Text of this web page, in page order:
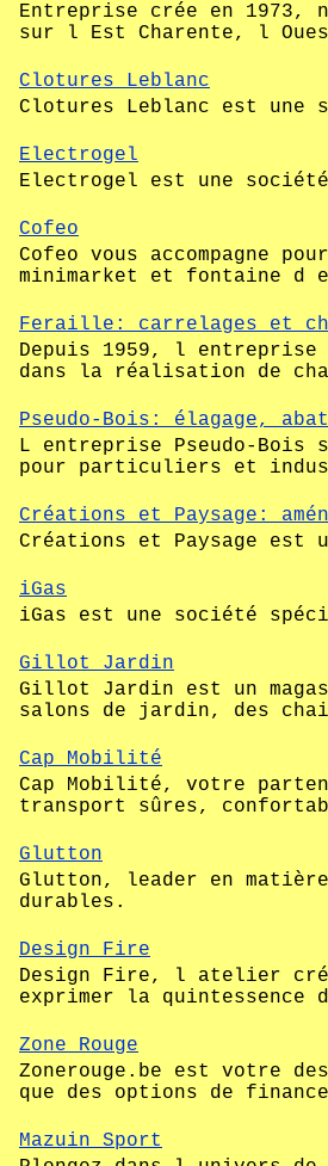
Entreprise crée en 1973,
sur l Est Charente, l
Clotures Leblanc
Clotures Leblanc est
Electrogel
Electrogel est une
Cofeo
Cofeo vous accompagne
minimarket et fontaine d
Feraille: carrelages et
Depuis 1959, l entreprise
dans la réalisation de
Pseudo-Bois: élagage,
L entreprise Pseudo-
pour particuliers et
Créations et Paysage:
Créations et Paysage est
iGas
iGas est une société
Gillot Jardin
Gillot Jardin est un
salons de jardin, des
Cap Mobilité
Cap Mobilité, votre
transport sûres,
Glutton
Glutton, leader en
durables.
Design Fire
Design Fire, l atelier
exprimer la quintessence
Zone Rouge
Zonerouge.be est votre
que des options de
Mazuin Sport